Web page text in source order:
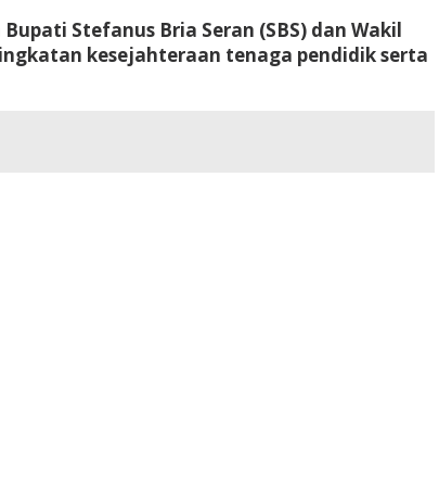
Stefanus Bria Seran (SBS) dan Wakil
kesejahteraan tenaga pendidik serta